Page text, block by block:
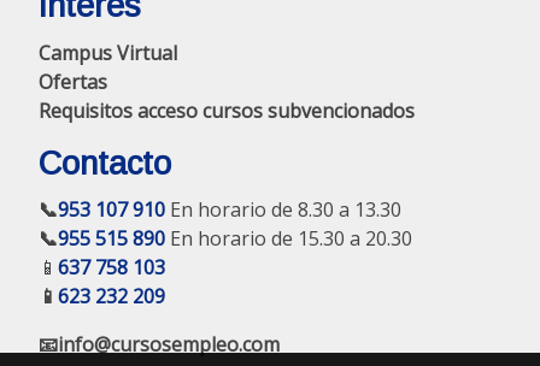
Campus Virtual
Ofertas
Requisitos acceso cursos subvencionados
Contacto
📞953 107 910 En horario de 8.30 a 13.30
📞955 515 890 En horario de 15.30 a 20.30
📱 637 758 103
📱 623 232 209
📧info@cursosempleo.com